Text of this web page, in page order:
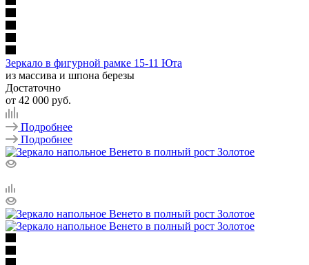
Зеркало в фигурной рамке 15-11 Юта
из массива и шпона березы
Достаточно
от 42 000 руб.
Подробнее
Подробнее